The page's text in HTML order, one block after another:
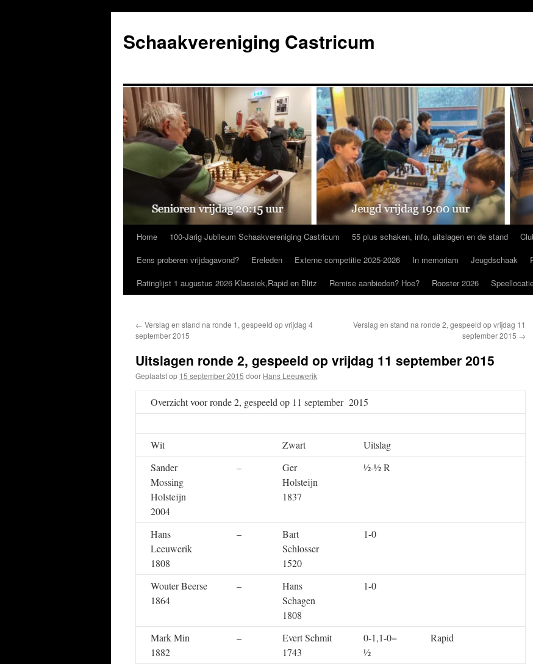
de
inhoud
Schaakvereniging Castricum
Home 100-Jarig Jubileum Schaakvereniging Castricum 55 plus schaken, info, uitslagen en de stand
Eens proberen vrijdagavond?
Ereleden Externe competitie 2025-2026 In memoriam Jeugdschaak
Ratinglijst 1 augustus 2026 Klassiek,Rapid en Blitz
Remise aanbieden? Hoe? Rooster 2026
← Verslag en stand na ronde 1, gespeeld op vrijdag 4
september 2015
Verslag en stand na ronde 2, gespeeld op vrijdag 11
september 2015 →
Uitslagen ronde 2, gespeeld op vrijdag 11 september 2015
Geplaatst op 15 september 2015 door Hans Leeuwerik
Overzicht voor ronde 2, gespeeld op 11 september 2015
Wit Zwart
Uitslag
Sander
Mossing
Holsteijn
2004
–
Ger
Holsteijn
1837
½-½ R
Hans
Leeuwerik
1808
–
Bart
Schlosser
1520
1-0
Wouter Beerse
1864
–
Hans
Schagen
1808
1-0
Mark Min
1882
–
Evert Schmit
1743
0-1,1-0=
½
Rapid